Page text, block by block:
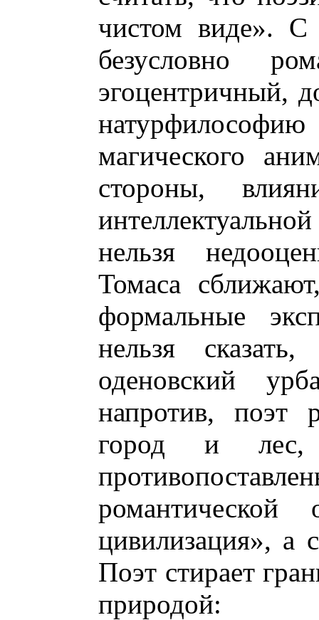
чистом виде».
безусловно
эгоцентричный,
магического
стороны,
нельзя
Томаса
формальные
нельзя
оденовский
напротив, поэт
город и
цивилизация», а
Поэт стирает
природой: